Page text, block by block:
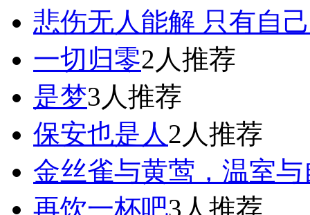
悲伤无人能解 只有自
一切归零2人推荐
是梦3人推荐
保安也是人2人推荐
金丝雀与黄莺，温室与
再饮一杯吧3人推荐